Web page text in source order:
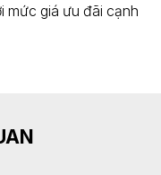
mức giá ưu đãi cạnh